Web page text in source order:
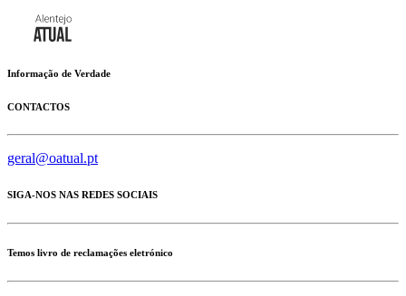
Informação de Verdade
CONTACTOS
geral@oatual.pt
SIGA-NOS NAS REDES SOCIAIS
Temos livro de reclamações eletrónico